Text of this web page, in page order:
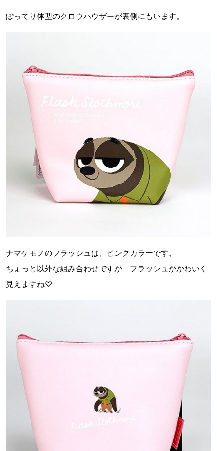
ぽってり体型のクロウハウザーが裏側にもいます。
ナマケモノのフラッシュは、ピンクカラーです。
ちょっと以外な組み合わせですが、フラッシュがかわいく
見えますね♡